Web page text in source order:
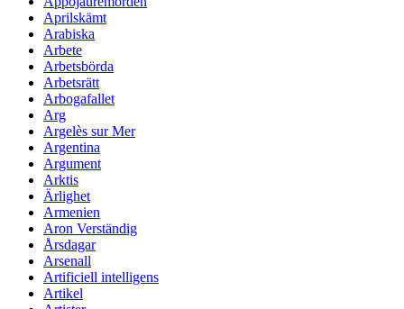
Aprilskämt
Arabiska
Arbete
Arbetsbörda
Arbetsrätt
Arbogafallet
Arg
Argelès sur Mer
Argentina
Argument
Arktis
Ärlighet
Armenien
Aron Verständig
Årsdagar
Arsenall
Artificiell intelligens
Artikel